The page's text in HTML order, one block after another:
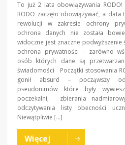
To już 2 lata obowiązywania
RODO zaczęło obowiązywać, a
rewolucji w zakresie ochrony
ochrona danych nie została
widoczne jest znaczne
ochrona prywatności – zarówno
osób których dane są
świadomości Początki stosowania
gonił absurd – począwszy
pseudonimów które były
poczekalni, zbierania
odczytywania listy obecności
Niewątpliwie […]
Więcej